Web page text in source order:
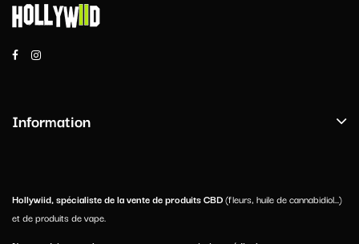
Information
Hollywiid, spécialiste de la vente de produits CBD(fleurs, huile de cannabidiol...)
et de produits de vape.